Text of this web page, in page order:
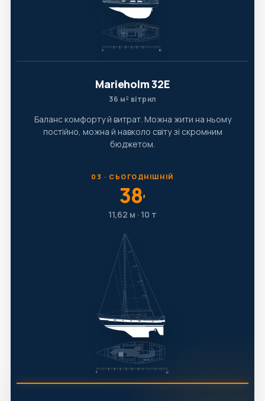
Marieholm 32E
36 м² вітрил
Баланс комфорту й витрат. Можна жити на ньому
постійно, можна й навколо світу зі скромним
бюджетом.
03 · СЬОГОДНІШНІЙ
38′
11,62 м · 10 т